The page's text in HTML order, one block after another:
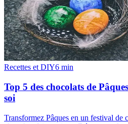
Recettes et DIY6 min
Top 5 des chocolats de
soi
Transformez Pâques en un festival de